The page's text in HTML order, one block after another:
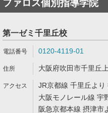
ファロス個別指導学院
第一ゼミ千里丘校
0120-4119-01
大阪府吹田市千里丘
JR京都線 千里丘より
大阪モノレール線 宇
阪急京都本線 摂津市